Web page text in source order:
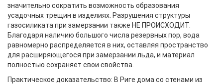
значительно сократить возможность образования
усадочных трещин в изделиях. Разрушения структуры
газосиликата при замерзании также НЕ ПРОИСХОДИТ.
Благодаря наличию большого числа резервных пор, вода
равномерно распределяется в них, оставляя пространство
для расширяющегося при замерзании льда, и материал
полностью сохраняет свои свойства.
Практическое доказательство: В Риге дома со стенами из